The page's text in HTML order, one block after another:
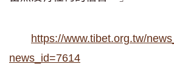
https://www.tibet.org.tw/
news_id=7614